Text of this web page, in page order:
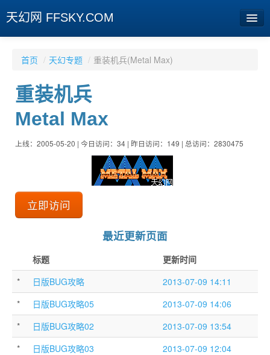
天幻网 FFSKY.COM
周边
社区
首页 / 天幻专题 / 重装机兵(Metal Max)
重装机兵
Metal Max
上线：2005-05-20 | 今日访问：34 | 昨日访问：149 | 总访问：2830475
立即访问
最近更新页面
标题
更新时间
*
日版BUG攻略
2013-07-09 14:11
*
日版BUG攻略05
2013-07-09 14:06
*
日版BUG攻略02
2013-07-09 13:54
*
日版BUG攻略03
2013-07-09 12:04